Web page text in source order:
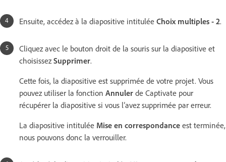
Ensuite, accédez à la diapositive intitulée Choix multiples - 2.
Cliquez avec le bouton droit de la souris sur la diapositive et
choisissezSupprimer.
Cette fois, la diapositive est supprimée de votre projet. Vous
pouvez utiliser la fonction Annuler de Captivate pour
récupérer la diapositive si vous l’avez supprimée par erreur.
La diapositive intitulée Mise en correspondance est terminée,
nous pouvons donc la verrouiller.